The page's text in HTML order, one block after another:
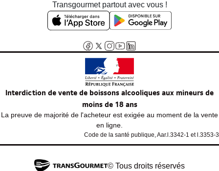
Transgourmet partout avec vous !
Interdiction de vente de boissons alcooliques aux mineurs de
moins de 18 ans
La preuve de majorité de l'acheteur est exigée au moment de la vente
en ligne.
Code de la santé publique, Aar.l.3342-1 et l.3353-3
© Tous droits réservés